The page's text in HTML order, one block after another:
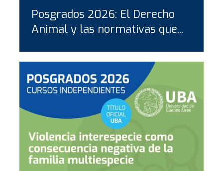
Posgrados 2026: El Derecho
Animal y las normativas que...